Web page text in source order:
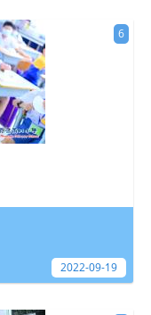
6
2022-09-19